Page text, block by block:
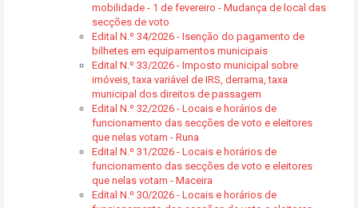
mobilidade - 1 de fevereiro - Mudança de local das
secções de voto
Edital N.º 34/2026 - Isenção do pagamento de
bilhetes em equipamentos municipais
Edital N.º 33/2026 - Imposto municipal sobre
imóveis, taxa variável de IRS, derrama, taxa
municipal dos direitos de passagem
Edital N.º 32/2026 - Locais e horários de
funcionamento das secções de voto e eleitores
que nelas votam - Runa
Edital N.º 31/2026 - Locais e horários de
funcionamento das secções de voto e eleitores
que nelas votam - Maceira
Edital N.º 30/2026 - Locais e horários de